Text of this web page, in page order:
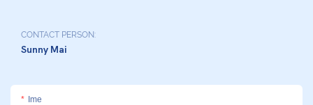
CONTACT PERSON:
Sunny Mai
Ime